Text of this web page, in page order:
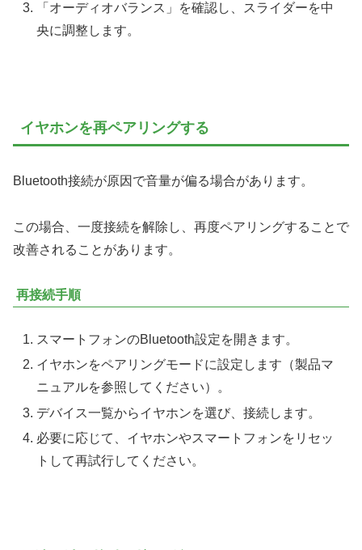
「オーディオバランス」を確認し、スライダーを中
央に調整します。
イヤホンを再ペアリングする
Bluetooth接続が原因で音量が偏る場合があります。
この場合、一度接続を解除し、再度ペアリングすることで
改善されることがあります。
再接続手順
スマートフォンのBluetooth設定を開きます。
イヤホンをペアリングモードに設定します（製品マ
ニュアルを参照してください）。
デバイス一覧からイヤホンを選び、接続します。
必要に応じて、イヤホンやスマートフォンをリセッ
トして再試行してください。